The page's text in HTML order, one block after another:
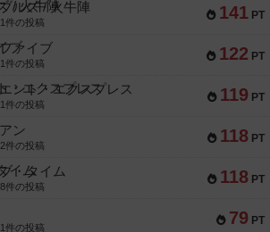
141 PT
ルズ / 火牛陣
1件の投稿
122 PT
ァイブ
1件の投稿
119 PT
ント・エクスプレス
1件の投稿
118 PT
ン
2件の投稿
118 PT
・タイム
8件の投稿
79 PT
1件の投稿